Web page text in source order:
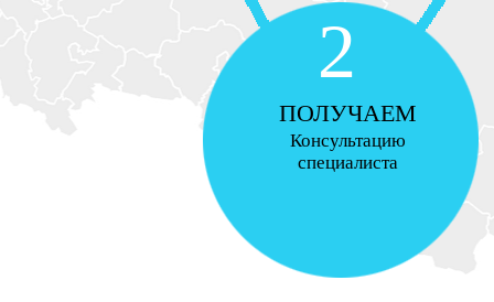
2
ПОЛУЧАЕМ
Консультацию
специалиста